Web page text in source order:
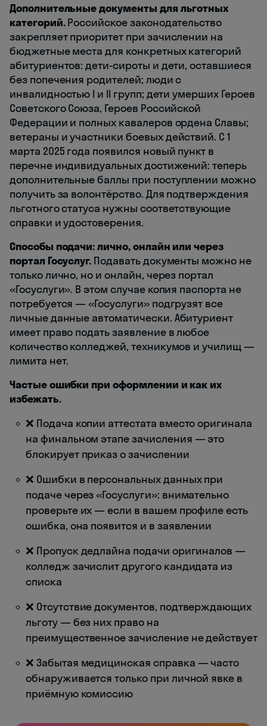
Дополнительные документы для льготных
категорий.Российское законодательство
закрепляет приоритет при зачислении на
бюджетные места для конкретных категорий
абитуриентов: дети-сироты и дети, оставшиеся
без попечения родителей; люди с
инвалидностью I и II групп; дети умерших Героев
Советского Союза, Героев Российской
Федерации и полных кавалеров ордена Славы;
ветераны и участники боевых действий. С 1
марта 2025 года появился новый пункт в
перечне индивидуальных достижений: теперь
дополнительные баллы при поступлении можно
получить за волонтёрство. Для подтверждения
льготного статуса нужны соответствующие
справки и удостоверения.
Способы подачи: лично, онлайн или через
портал Госуслуг. Подавать документы можно не
только лично, но и онлайн, через портал
«Госуслуги». В этом случае копия паспорта не
потребуется — «Госуслуги» подгрузят все
личные данные автоматически. Абитуриент
имеет право подать заявление в любое
количество колледжей, техникумов и училищ —
лимита нет.
Частые ошибки при оформлении и как их
избежать.
❌ Подача копии аттестата вместо оригинала
на финальном этапе зачисления — это
блокирует приказ о зачислении
❌ Ошибки в персональных данных при
подаче через «Госуслуги»: внимательно
проверьте их — если в вашем профиле есть
ошибка, она появится и в заявлении
❌ Пропуск дедлайна подачи оригиналов —
колледж зачислит другого кандидата из
списка
❌ Отсутствие документов, подтверждающих
льготу — без них право на
преимущественное зачисление не действует
❌ Забытая медицинская справка — часто
обнаруживается только при личной явке в
приёмную комиссию